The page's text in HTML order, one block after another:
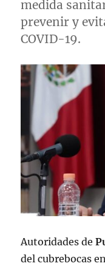
medida
prevenir y
COVID-19.
Autoridades de
del cubrebocas